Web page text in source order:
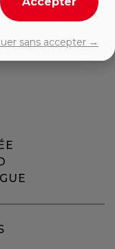
sans accepter →